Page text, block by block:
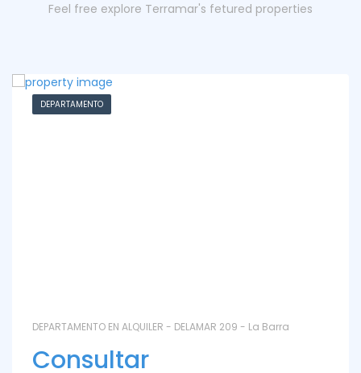
Feel free explore Terramar's fetured properties
DEPARTAMENTO
DEPARTAMENTO EN ALQUILER - DELAMAR 209 - La Barra
Consultar